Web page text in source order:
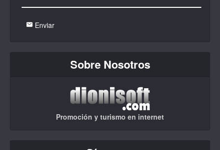
Enviar
Sobre Nosotros
Promoción y turismo en internet